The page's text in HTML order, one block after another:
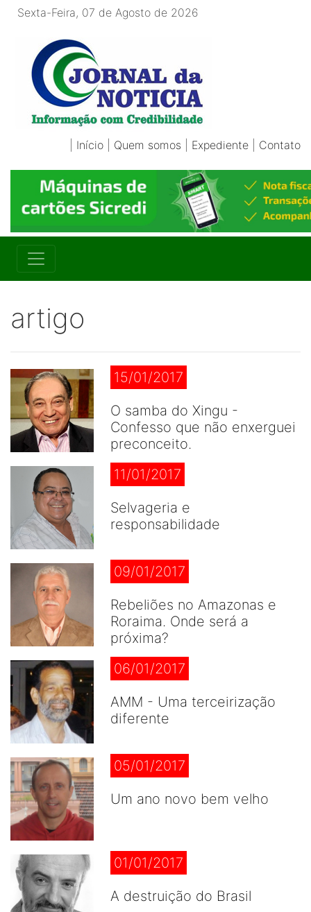
Sexta-Feira, 07 de Agosto de 2026
Início Quem somos Expediente Contato
artigo
15/01/2017
O samba do Xingu -
Confesso que não enxerguei
preconceito.
11/01/2017
Selvageria e
responsabilidade
09/01/2017
Rebeliões no Amazonas e
Roraima. Onde será a
próxima?
06/01/2017
AMM - Uma terceirização
diferente
05/01/2017
Um ano novo bem velho
01/01/2017
A destruição do Brasil